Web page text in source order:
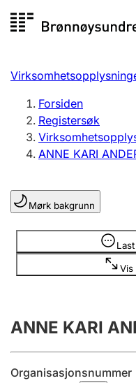
Registersøk
Aksjeselskap
Registrere, endre,
Lag og forening
Registrere, endre,
Innsending og
Forsiden
Registersøk
ANNE KARI
Mørk bakgrunn
Vis
Opplysninger er skjult
ANNE KARI
Organisasjonsnummer